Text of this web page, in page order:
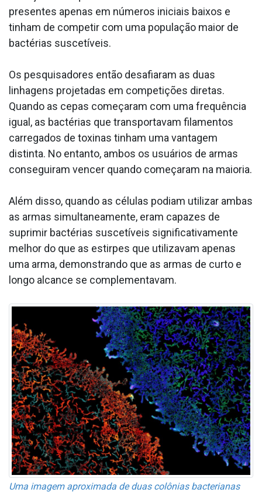
presentes apenas em números iniciais baixos e
tinham de competir com uma população maior de
bactérias suscetíveis.
Os pesquisadores então desafiaram as duas
linhagens projetadas em competições diretas.
Quando as cepas começaram com uma frequência
igual, as bactérias que transportavam filamentos
carregados de toxinas tinham uma vantagem
distinta. No entanto, ambos os usuários de armas
conseguiram vencer quando começaram na maioria.
Além disso, quando as células podiam utilizar ambas
as armas simultaneamente, eram capazes de
suprimir bactérias suscetíveis significativamente
melhor do que as estirpes que utilizavam apenas
uma arma, demonstrando que as armas de curto e
longo alcance se complementavam.
Uma imagem aproximada de duas colônias bacterianas